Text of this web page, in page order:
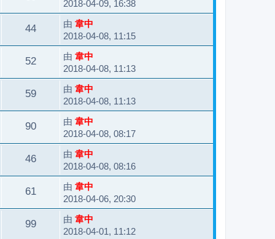
2018-04-09, 16:38
44 由 韋中
2018-04-08, 11:15
52 由 韋中
2018-04-08, 11:13
59 由 韋中
2018-04-08, 11:13
90 由 韋中
2018-04-08, 08:17
46 由 韋中
2018-04-08, 08:16
61 由 韋中
2018-04-06, 20:30
99 由 韋中
2018-04-01, 11:12